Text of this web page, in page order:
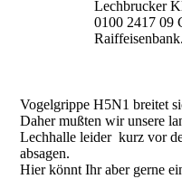
Lechbrucker
0100 2417 09
Vogelgrippe H5N1 breitet
Daher mußten wir unsere
Lechhalle leider kurz vor
absagen.
Hier könnt Ihr aber gerne